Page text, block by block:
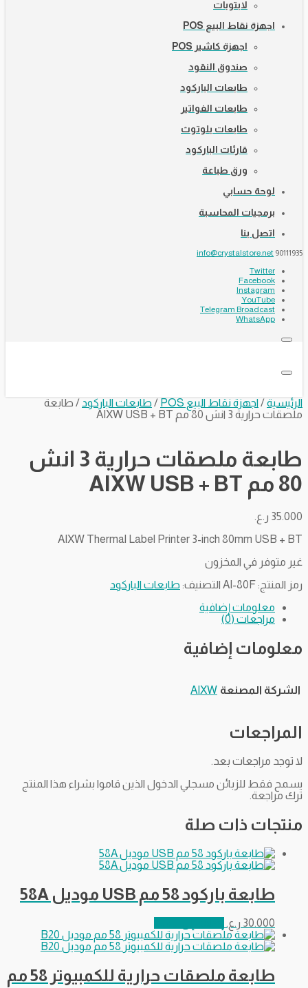
لابتوبات
اجهزة نقاط البيع POS
اجهزة كاشير POS
صندوق النقود
طابعات الباركود
طابعات الفواتير
طابعات بلوتوث
قارئات الباركود
ورق طباعة
لوحة حسابي
برمجيات المحاسبة
اتصل بنا
90111935
info@crystalstore.net
Twitter
Facebook
Instagram
YouTube
Telegram Broadcast
WhatsApp
الرئيسية/ اجهزة نقاط البيع POS / طابعات الباركود / طابعة
ملصقات حرارية 3 انش 80 مم AIXW USB + BT
طابعة ملصقات حرارية 3 انش
80 مم AIXW USB + BT
35.000 ر.ع.
AIXW Thermal Label Printer 3-inch 80mm USB + BT
غير متوفر في المخزون
رمز المنتج: AI-80F التصنيف: طابعات الباركود
معلومات إضافية
مراجعات (0)
معلومات إضافية
الشركة المصنعة AIXW
المراجعات
لا توجد مراجعات بعد.
يسمح فقط للزبائن مسجلي الدخول الذين قاموا بشراء هذا المنتج
ترك مراجعة.
منتجات ذات صلة
طابعة باركود 58 مم USB موديل 58A
30.000 ر.ع.
طابعة ملصقات حرارية للكمبيوتر 58 مم